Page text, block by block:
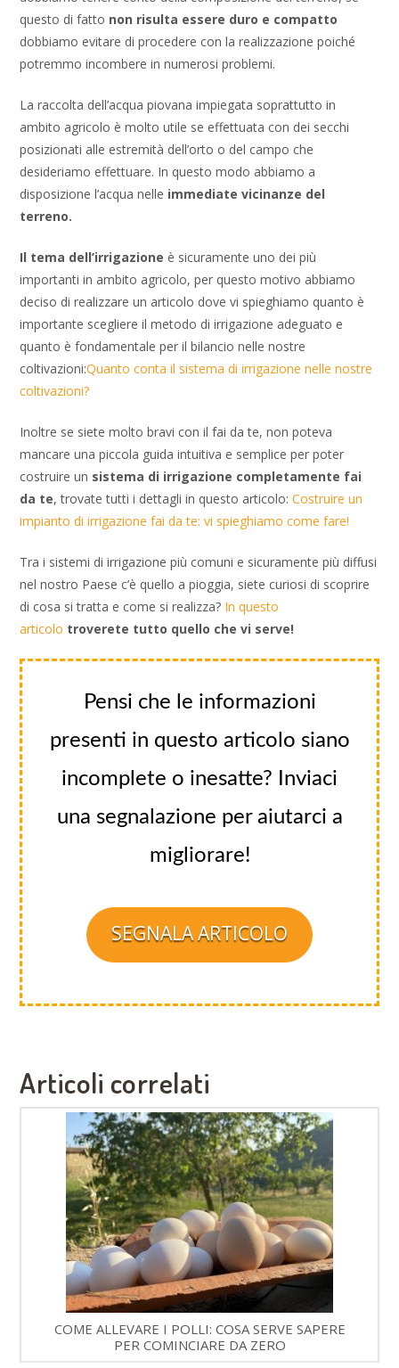
questo di fatto non risulta essere duro e compatto
dobbiamo evitare di procedere con la realizzazione poiché
potremmo incombere in numerosi problemi.
La raccolta dell’acqua piovana impiegata soprattutto in
ambito agricolo è molto utile se effettuata con dei secchi
posizionati alle estremità dell’orto o del campo che
desideriamo effettuare. In questo modo abbiamo a
disposizione l’acqua nelle immediate vicinanze del
terreno.
Il tema dell’irrigazione è sicuramente uno dei più
importanti in ambito agricolo, per questo motivo abbiamo
deciso di realizzare un articolo dove vi spieghiamo quanto è
importante scegliere il metodo di irrigazione adeguato e
quanto è fondamentale per il bilancio nelle nostre
coltivazioni:Quanto conta il sistema di irrigazione nelle nostre
coltivazioni?
Inoltre se siete molto bravi con il fai da te, non poteva
mancare una piccola guida intuitiva e semplice per poter
costruire un sistema di irrigazione completamente fai
da te, trovate tutti i dettagli in questo articolo:Costruire un
impianto di irrigazione fai da te: vi spieghiamo come fare!
Tra i sistemi di irrigazione più comuni e sicuramente più diffusi
nel nostro Paese c’è quello a pioggia, siete curiosi di scoprire
di cosa si tratta e come si realizza? In questo
articolo troverete tutto quello che vi serve!
Pensi che le informazioni
presenti in questo articolo siano
incomplete o inesatte? Inviaci
una segnalazione per aiutarci a
migliorare!
SEGNALA ARTICOLO
Articoli correlati
COME ALLEVARE I POLLI: COSA SERVE SAPERE
PER COMINCIARE DA ZERO